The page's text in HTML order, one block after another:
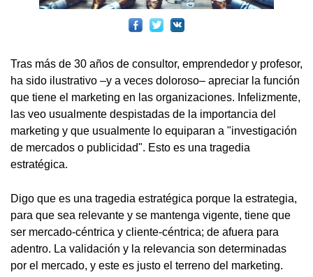
Tras más de 30 años de consultor, emprendedor y profesor,
ha sido ilustrativo –y a veces doloroso– apreciar la función
que tiene el marketing en las organizaciones. Infelizmente,
las veo usualmente despistadas de la importancia del
marketing y que usualmente lo equiparan a "investigación
de mercados o publicidad". Esto es una tragedia
estratégica.
Digo que es una tragedia estratégica porque la estrategia,
para que sea relevante y se mantenga vigente, tiene que
ser mercado-céntrica y cliente-céntrica; de afuera para
adentro. La validación y la relevancia son determinadas
por el mercado, y este es justo el terreno del marketing.